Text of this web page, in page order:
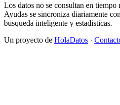
Los datos no se consultan en tiempo
Ayudas se sincroniza diariamente
busqueda inteligente y estadisticas.
Un proyecto de HolaDatos ·